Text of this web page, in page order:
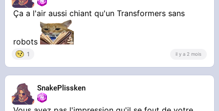
Ça a l'air aussi chiant qu'un Transformers sans
robots
1 il y a 2 mois
SnakePlissken